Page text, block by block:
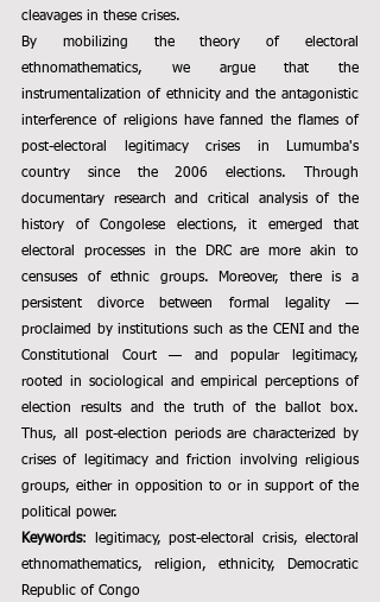
cleavages in these crises.
By mobilizing the theory of electoral
ethnomathematics, we argue that the
instrumentalization of ethnicity and the antagonistic
interference of religions have fanned the flames of
post-electoral legitimacy crises in Lumumba's
country since the 2006 elections. Through
documentary research and critical analysis of the
history of Congolese elections, it emerged that
electoral processes in the DRC are more akin to
censuses of ethnic groups. Moreover, there is a
persistent divorce between formal legality —
proclaimed by institutions such as the CENI and the
Constitutional Court — and popular legitimacy,
rooted in sociological and empirical perceptions of
election results and the truth of the ballot box.
Thus, all post-election periods are characterized by
crises of legitimacy and friction involving religious
groups, either in opposition to or in support of the
political power.
Keywords: legitimacy, post-electoral crisis, electoral
ethnomathematics, religion, ethnicity, Democratic
Republic of Congo